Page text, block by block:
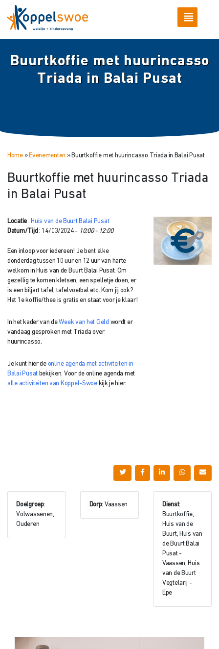
Buurtkoffie met huurincasso
Triada in Balai Pusat
Home» Evenementen » Buurtkoffie met huurincasso Triada in Balai Pusat
Buurtkoffie met huurincasso Triada
in Balai Pusat
Locatie : Huis van de Buurt Balai Pusat
Datum/Tijd : 14/03/2024 - 10:00 - 12:00
Een inloop voor iedereen! Je bent elke
donderdag tussen 10 uur en 12 uur van harte
welkom in Huis van de Buurt Balai Pusat. Om
gezellig te komen kletsen, een spelletje doen, er
is een biljart tafel, tafelvoetbal etc. Kom jij ook?
Het 1e koffie/thee is gratis en staat voor je klaar!
In het kader van deWeek van het Geld wordt er
vandaag gesproken met Triada over
huurincasso.
Je kunt hier de online agenda met activiteiten in
Balai Pusatbekijken. Voor de online agenda met
alle activiteiten van Koppel-Swoekijk je hier.
Doelgroep:
Volwassenen,
Ouderen
Dorp: Vaassen Dienst:
Buurtkoffie,
Huis van de
Buurt, Huis van
de Buurt Balai
Pusat -
Vaassen, Huis
van de Buurt
Vegtelarij -
Epe